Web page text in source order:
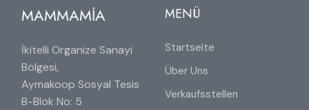
MAMMAMİA
İkitelli Organize Sanayi
Bölgesi,
Aymakoop Sosyal Tesis
B-Blok No: 5
MENÜ
Startseite
Über Uns
Verkaufsstellen